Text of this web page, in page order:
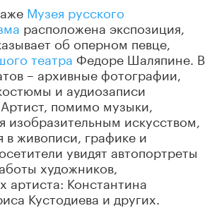
Музея русского
расположена экспозиция,
об оперном певце,
театра Федоре Шаляпине. В
– архивные фотографии,
и аудиозаписи
помимо музыки,
изобразительным искусством,
в живописи, графике и
увидят автопортреты
художников,
артиста: Константина
Кустодиева и других.